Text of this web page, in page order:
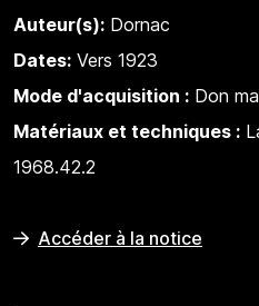
Auteur(s): Dornac
Dates: Vers 1923
Mode d'acquisition : Don
Matériaux et techniques :
1968.42.2
Accéder à la notice